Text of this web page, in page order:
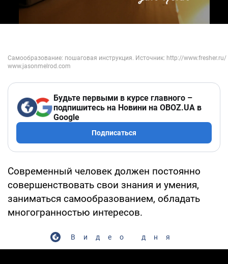
Будьте первыми в курсе главного –
подпишитесь на Новини на OBOZ.UA в
Google
Подписаться
Современный человек должен постоянно
совершенствовать свои знания и умения,
заниматься самообразованием, обладать
многогранностью интересов.
Видео дня